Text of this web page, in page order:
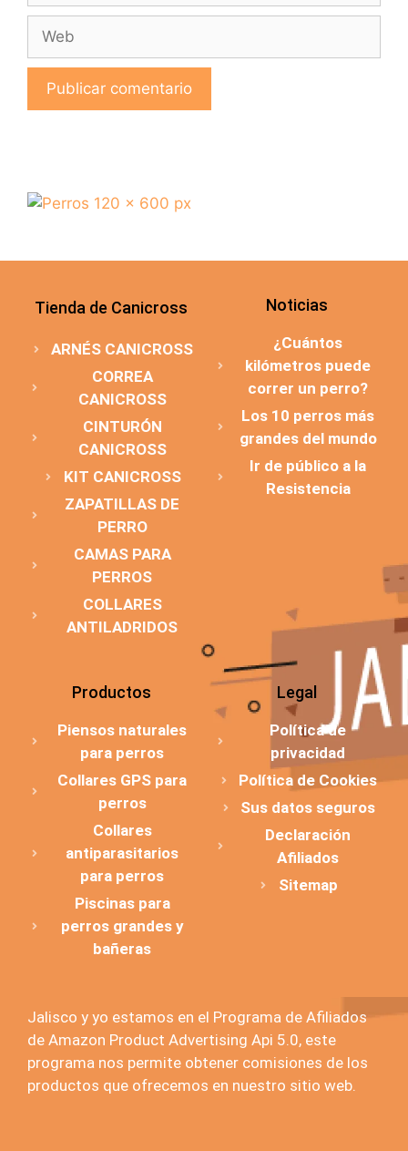
Tienda de Canicross
ARNÉS CANICROSS
CORREA
CANICROSS
CINTURÓN
CANICROSS
KIT CANICROSS
ZAPATILLAS DE
PERRO
CAMAS PARA
PERROS
COLLARES
ANTILADRIDOS
Noticias
¿Cuántos
kilómetros puede
correr un perro?
Los 10 perros más
grandes del mundo
Ir de público a la
Resistencia
Productos
Piensos naturales
para perros
Collares GPS para
perros
Collares
antiparasitarios
para perros
Piscinas para
perros grandes y
bañeras
Legal
Política de
privacidad
Política de Cookies
Sus datos seguros
Declaración
Afiliados
Sitemap
Jalisco y yo estamos en el Programa de Afiliados
de Amazon Product Advertising Api 5.0, este
programa nos permite obtener comisiones de los
productos que ofrecemos en nuestro sitio web.